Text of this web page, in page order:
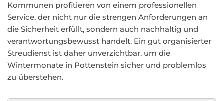
Kommunen profitieren von einem professionellen
Service, der nicht nur die strengen Anforderungen an
die Sicherheit erfüllt, sondern auch nachhaltig und
verantwortungsbewusst handelt. Ein gut organisierter
Streudienst ist daher unverzichtbar, um die
Wintermonate in Pottenstein sicher und problemlos
zu überstehen.